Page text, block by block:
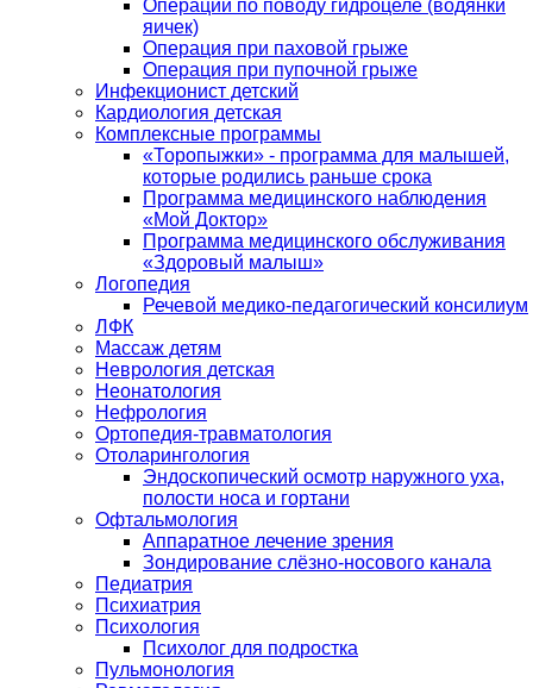
Операции по поводу гидроцеле (водянки
яичек)
Операция при паховой грыже
Операция при пупочной грыже
Инфекционист детский
Кардиология детская
Комплексные программы
«Торопыжки» - программа для малышей,
которые родились раньше срока
Программа медицинского наблюдения
«Мой Доктор»
Программа медицинского обслуживания
«Здоровый малыш»
Логопедия
Речевой медико-педагогический консилиум
ЛФК
Массаж детям
Неврология детская
Неонатология
Нефрология
Ортопедия-травматология
Отоларингология
Эндоскопический осмотр наружного уха,
полости носа и гортани
Офтальмология
Аппаратное лечение зрения
Зондирование слёзно-носового канала
Педиатрия
Психиатрия
Психология
Психолог для подростка
Пульмонология